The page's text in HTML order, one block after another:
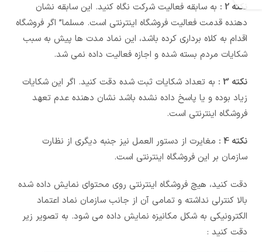
نکته 2 :
به سابقه فعالیت شرکت نگاه کنید. این سابقه نشان
دهنده قدمت فعالیت فروشگاه اینترنتی است. مسلما” اگر فروشگاه
اقدام به کلاه برداری کرده باشد، این نماد مدت ها پیش به سبب
شکایات مردم بسته شده و اجازه فعالیت داده نمی شد.
نکته 3 :
به تعداد شکایات ثبت شده دقت کنید. اگر این شکایات
زیاد بوده و یا پاسخ داده نشده باشد نشان دهنده عدم تعهد
فروشگاه اینترنتی است.
نکته 4 :
مغایرت از دستور العمل نیز جنبه دیگری از نظارت
سازمان بر این فروشگاه اینترنتی است.
دقت کنید، هیچ فروشگاه اینترنتی روی محتوای نمایش داده شده
بالا کنترلی نداشته و تمامی آن از جانب سازمان نماد اعتماد
الکترونیکی به شکل مکانیزه نمایش داده می شود. به تصویر زیر
دقت کنید :